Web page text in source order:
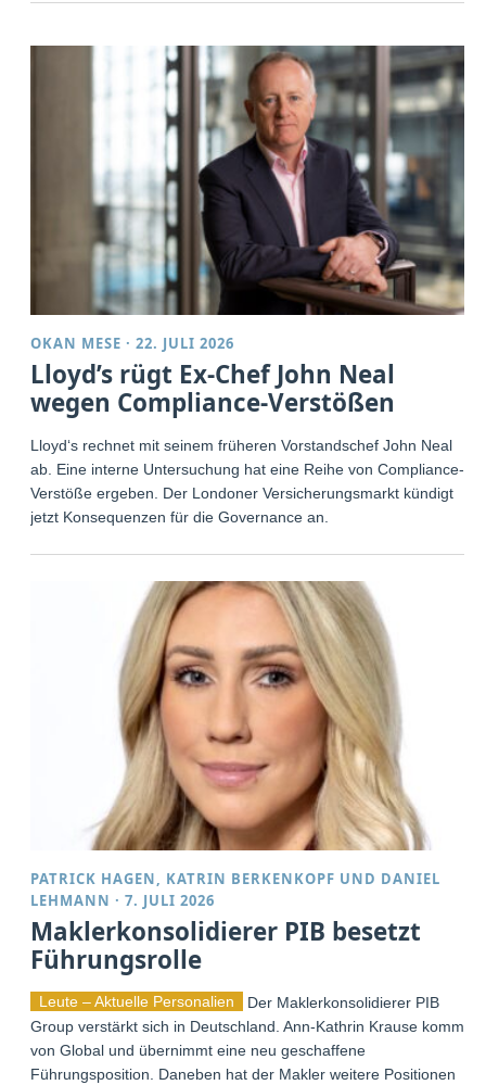
OKAN MESE ·22. JULI 2026
Lloyd’s rügt Ex-Chef John Neal
wegen Compliance-Verstößen
Lloyd‘s rechnet mit seinem früheren Vorstandschef John Neal
ab. Eine interne Untersuchung hat eine Reihe von Compliance-
Verstöße ergeben. Der Londoner Versicherungsmarkt kündigt
jetzt Konsequenzen für die Governance an.
PATRICK HAGEN, KATRIN BERKENKOPF UND DANIEL
LEHMANN ·7. JULI 2026
Maklerkonsolidierer PIB besetzt
Führungsrolle
Leute – Aktuelle Personalien
Der Maklerkonsolidierer PIB
Group verstärkt sich in Deutschland. Ann-Kathrin Krause kommt
von Global und übernimmt eine neu geschaffene
Führungsposition. Daneben hat der Makler weitere Positionen